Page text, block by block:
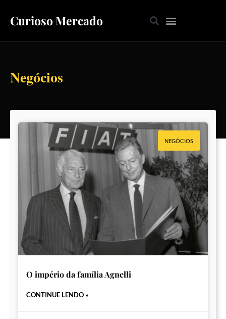
Curioso Mercado
Negócios
NEGÓCIOS
O império da família Agnelli
CONTINUE LENDO »